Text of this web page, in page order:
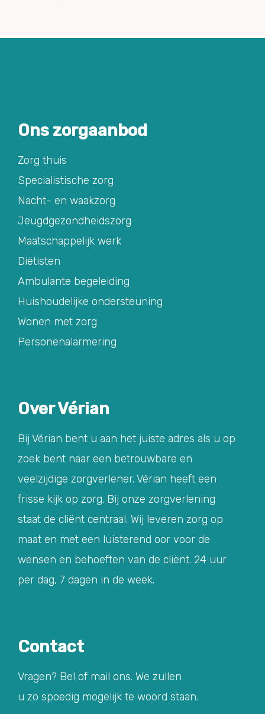
Ons zorgaanbod
Zorg thuis
Specialistische zorg
Nacht- en waakzorg
Jeugdgezondheidszorg
Maatschappelijk werk
Diëtisten
Ambulante begeleiding
Huishoudelijke ondersteuning
Wonen met zorg
Personenalarmering
Over Vérian
Bij Vérian bent u aan het juiste adres als u op
zoek bent naar een betrouwbare en
veelzijdige zorgverlener. Vérian heeft een
frisse kijk op zorg. Bij onze zorgverlening
staat de cliënt centraal. Wij leveren zorg op
maat en met een luisterend oor voor de
wensen en behoeften van de cliënt. 24 uur
per dag, 7 dagen in de week.
Contact
Vragen? Bel of mail ons. We zullen
u zo spoedig mogelijk te woord staan.